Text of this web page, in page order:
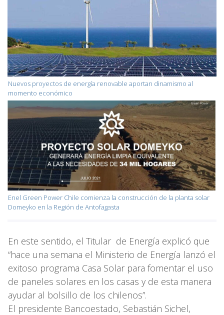
Nuevos proyectos de energía renovable aportan dinamismo al
momento económico
Enel Green Power Chile comienza la construcción de la planta solar
Domeyko en la Región de Antofagasta
En este sentido, el Titular de Energía explicó que
“hace una semana el Ministerio de Energía lanzó el
exitoso programa Casa Solar para fomentar el uso
de paneles solares en los casas y de esta manera
ayudar al bolsillo de los chilenos”.
El presidente Bancoestado, Sebastián Sichel,